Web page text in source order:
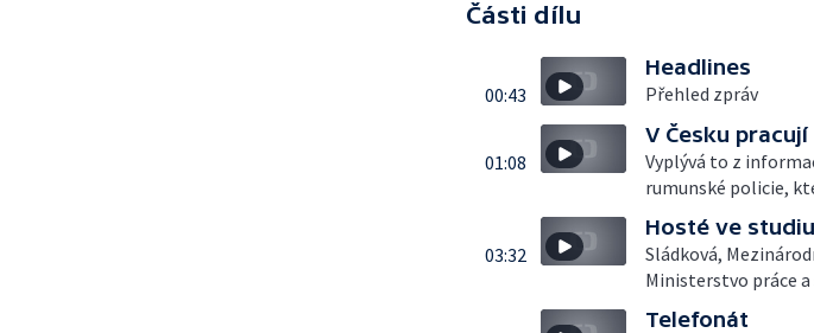
Části dílu
00:43
Headlines
Přehled zpráv
01:08
V Česku
Vyplývá to z
rumunské policie,
03:32
Hosté ve studiu
Sládková,
Ministerstvo práce
Telefonát